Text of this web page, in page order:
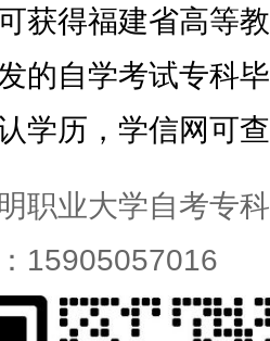
获得福建省高等
的自学考试专科
学历，学信网可
职业大学自考专
15905057016